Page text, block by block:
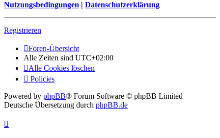
Nutzungsbedingungen | Datenschutzerklärung
Registrieren
Foren-Übersicht
Alle Zeiten sind UTC+02:00
Alle Cookies löschen
Policies
Powered by phpBB® Forum Software © phpBB Limited
Deutsche Übersetzung durch phpBB.de